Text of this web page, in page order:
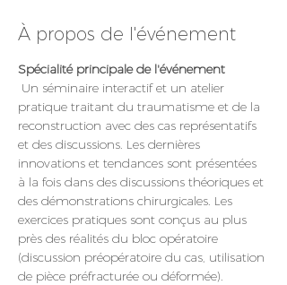
À propos de l'événement
Spécialité principale de l'événement
pratique traitant du traumatisme et de la
reconstruction avec des cas représentatifs
et des discussions. Les dernières
innovations et tendances sont présentées
à la fois dans des discussions théoriques et
des démonstrations chirurgicales. Les
exercices pratiques sont conçus au plus
près des réalités du bloc opératoire
(discussion préopératoire du cas, utilisation
de pièce préfracturée ou déformée).